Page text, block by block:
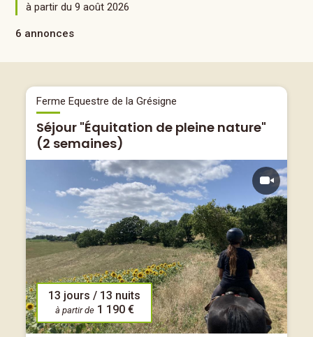
à partir du 9 août 2026
6 annonces
Ferme Equestre de la Grésigne
Séjour "Équitation de pleine nature"
(2 semaines)
13 jours / 13 nuits
à partir de 1 190 €